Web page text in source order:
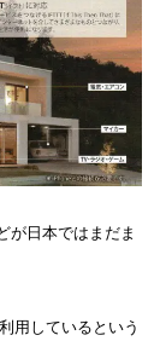
が日本ではまだま
用しているという